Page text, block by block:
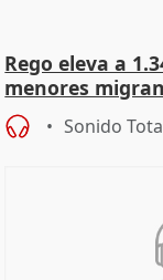
Rego eleva a
menores
entrada masiva
Sonido